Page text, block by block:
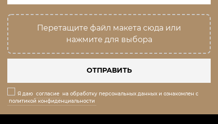
Перетащите файл макета сюда или
нажмите для выбора
ОТПРАВИТЬ
Я даю согласие на обработку персональных данных и ознакомлен с
политикой конфиденциальности